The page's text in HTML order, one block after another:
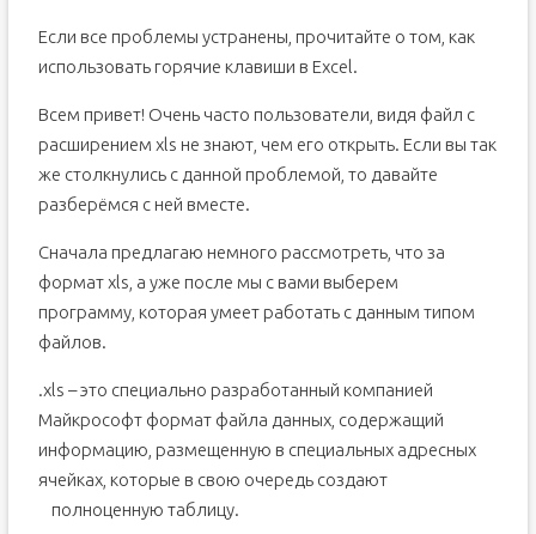
Если все проблемы устранены, прочитайте о том, как
использовать горячие клавиши в Excel.
Всем привет! Очень часто пользователи, видя файл с
расширением xls не знают, чем его открыть. Если вы так
же столкнулись с данной проблемой, то давайте
разберёмся с ней вместе.
Сначала предлагаю немного рассмотреть, что за
формат xls, а уже после мы с вами выберем
программу, которая умеет работать с данным типом
файлов.
.xls – это специально разработанный компанией
Майкрософт формат файла данных, содержащий
информацию, размещенную в специальных адресных
ячейках, которые в свою очередь создают
полноценную таблицу.